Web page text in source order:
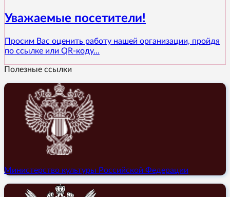
Уважаемые посетители!
Просим Вас оценить работу нашей организации, пройдя
по ссылке или QR-коду...
Полезные ссылки
Министерство культуры Российской Федерации